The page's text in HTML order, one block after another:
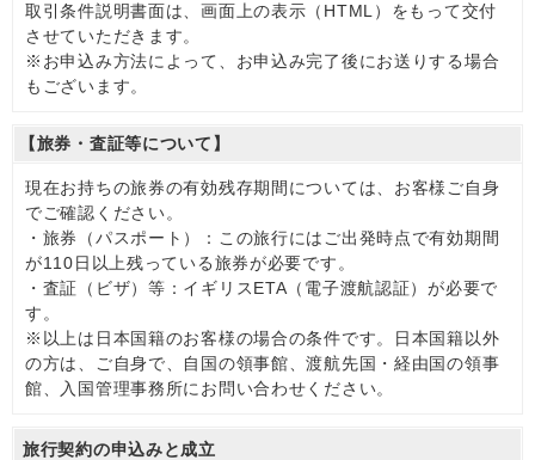
取引条件説明書面は、画面上の表示（HTML）をもって交付
させていただきます。
※お申込み方法によって、お申込み完了後にお送りする場合
もございます。
【旅券・査証等について】
現在お持ちの旅券の有効残存期間については、お客様ご自身
でご確認ください。
・旅券（パスポート）：この旅行にはご出発時点で有効期間
が110日以上残っている旅券が必要です。
・査証（ビザ）等：イギリスETA（電子渡航認証）が必要で
す。
※以上は日本国籍のお客様の場合の条件です。日本国籍以外
の方は、ご自身で、自国の領事館、渡航先国・経由国の領事
館、入国管理事務所にお問い合わせください。
旅行契約の申込みと成立